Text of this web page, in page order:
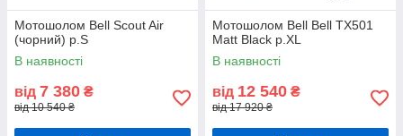
Мотошолом Bell Scout Air
(чорний) р.S
В наявності
від 7 380 ₴
від 10 540 ₴
Мотошолом Bell Bell TX501
Matt Black р.XL
В наявності
від 12 540 ₴
від 17 920 ₴